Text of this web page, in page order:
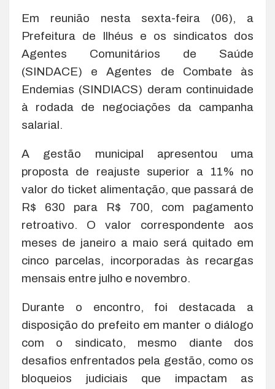
Em reunião nesta sexta-feira (06), a
Prefeitura de Ilhéus e os sindicatos dos
Agentes Comunitários de Saúde
(SINDACE) e Agentes de Combate às
Endemias (SINDIACS) deram continuidade
à rodada de negociações da campanha
salarial.
A gestão municipal apresentou uma
proposta de reajuste superior a 11% no
valor do ticket alimentação, que passará de
R$ 630 para R$ 700, com pagamento
retroativo. O valor correspondente aos
meses de janeiro a maio será quitado em
cinco parcelas, incorporadas às recargas
mensais entre julho e novembro.
Durante o encontro, foi destacada a
disposição do prefeito em manter o diálogo
com o sindicato, mesmo diante dos
desafios enfrentados pela gestão, como os
bloqueios judiciais que impactam as